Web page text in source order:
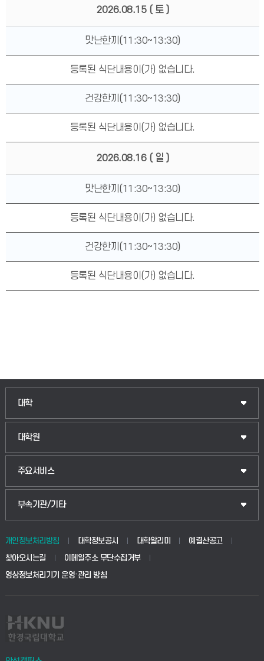
2026.08.15 ( 토 )
맛난한끼(11:30~13:30)
등록된 식단내용이(가) 없습니다.
건강한끼(11:30~13:30)
등록된 식단내용이(가) 없습니다.
2026.08.16 ( 일 )
맛난한끼(11:30~13:30)
등록된 식단내용이(가) 없습니다.
건강한끼(11:30~13:30)
등록된 식단내용이(가) 없습니다.
대학
대학원
주요서비스
부속기관/기타
개인정보처리방침 대학정보공시 대학알리미
예결산공고
찾아오시는길
이메일주소 무단수집거부
영상정보처리기기 운영·관리 방침